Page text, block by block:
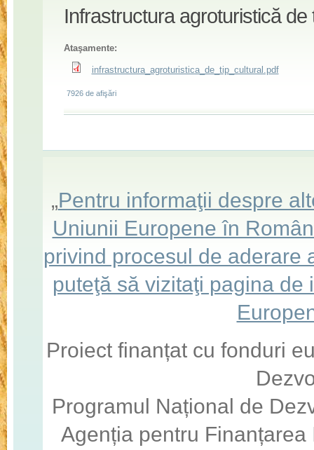
Infrastructura agroturistică de
Ataşamente:
infrastructura_agroturistica_de_tip_cultural.pdf
7926 de afişări
„Pentru informaţii despre
Uniunii Europene în
privind procesul de aderare
puteţă să vizitaţi pagina
Proiect finanțat cu fonduri
Programul Național de
Agenția pentru